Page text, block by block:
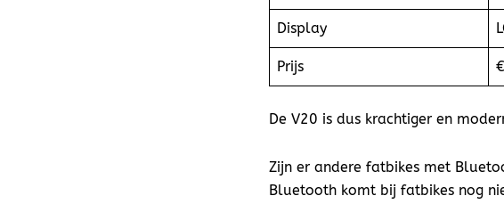
Display
Prijs
De V20 is dus krachtiger en
Zijn er andere fatbikes met
Bluetooth komt bij fatbikes nog